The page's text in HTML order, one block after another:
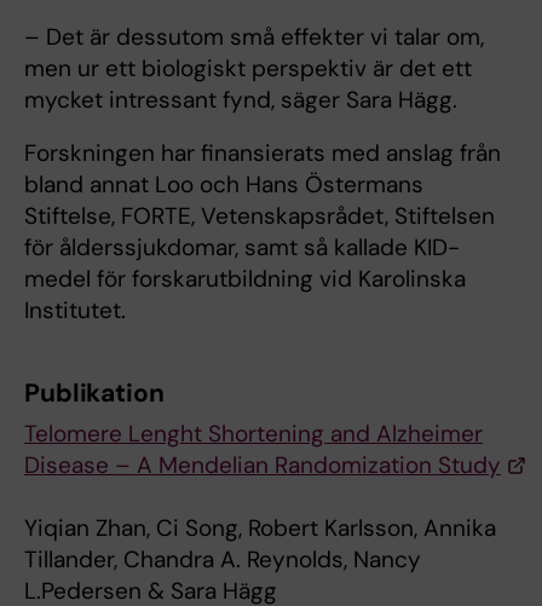
– Det är dessutom små effekter vi talar om,
men ur ett biologiskt perspektiv är det ett
mycket intressant fynd, säger Sara Hägg.
Forskningen har finansierats med anslag från
bland annat Loo och Hans Östermans
Stiftelse, FORTE, Vetenskapsrådet, Stiftelsen
för ålderssjukdomar, samt så kallade KID-
medel för forskarutbildning vid Karolinska
Institutet.
Publikation
Telomere Lenght Shortening and Alzheimer
Disease – A Mendelian Randomization Study
Yiqian Zhan, Ci Song, Robert Karlsson, Annika
Tillander, Chandra A. Reynolds, Nancy
L.Pedersen & Sara Hägg